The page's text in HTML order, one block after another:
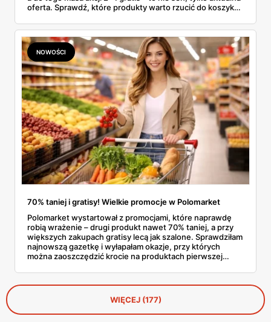
oferta. Sprawdź, które produkty warto rzucić do koszyka,
czekają).
NOWOŚCI
70% taniej i gratisy! Wielkie promocje w Polomarket
Polomarket wystartował z promocjami, które naprawdę
robią wrażenie – drugi produkt nawet 70% taniej, a przy
większych zakupach gratisy lecą jak szalone. Sprawdziłam
najnowszą gazetkę i wyłapałam okazje, przy których
można zaoszczędzić krocie na produktach pierwszej
2, słodycze z rabatem 70% na drugi produkt – to tylko
wierzchołek góry lodowej styczniowych promocji
wielopakowych, które pozwalają zrobić solidne zapasy za
ułamek standardowej ceny.WIĘCEJ (177)